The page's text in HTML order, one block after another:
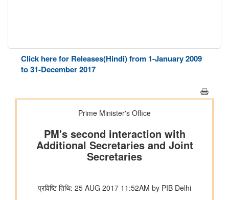
Click here for Releases(Hindi) from 1-January 2009
to 31-December 2017